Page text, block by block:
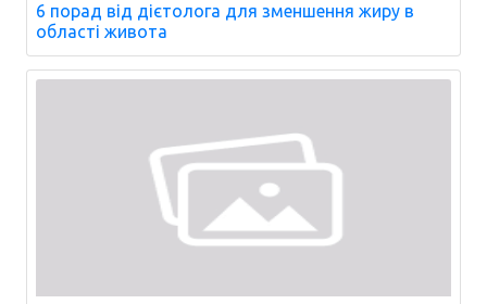
6 порад від дієтолога для зменшення жиру в
області живота